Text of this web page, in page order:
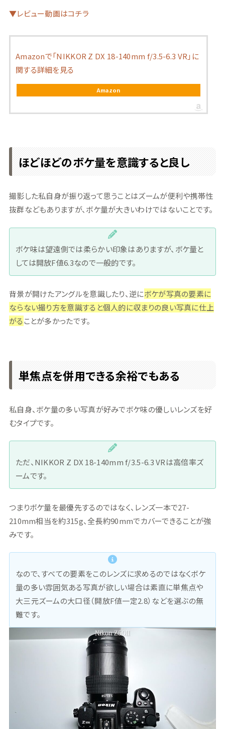
▼レビュー動画はコチラ
Amazonで「NIKKOR Z DX 18-140mm f/3.5-6.3 VR」に
関する詳細を見る
Amazon
ほどほどのボケ量を意識すると良し
撮影した私自身が振り返って思うことはズームが便利や携帯性
抜群などもありますが、ボケ量が大きいわけではないことです。
ボケ味は望遠側では柔らかい印象はありますが、ボケ量と
しては開放F値6.3なので一般的です。
背景が開けたアングルを意識したり、逆にボケが写真の要素に
ならない撮り方を意識すると個人的に収まりの良い写真に仕上
がる ことが多かったです。
単焦点を併用できる余裕でもある
私自身、ボケ量の多い写真が好みでボケ味の優しいレンズを好
むタイプです。
ただ、NIKKOR Z DX 18-140mm f/3.5-6.3 VRは高倍率ズ
ームです。
つまりボケ量を最優先するのではなく、レンズ一本で27-
210mm相当を約315g、全長約90mmでカバーできることが強
みです。
なので、すべての要素をこのレンズに求めるのではなくボケ
量の多い雰囲気ある写真が欲しい場合は素直に単焦点や
大三元ズームの大口径（開放F値一定2.8）などを選ぶの無
難です。